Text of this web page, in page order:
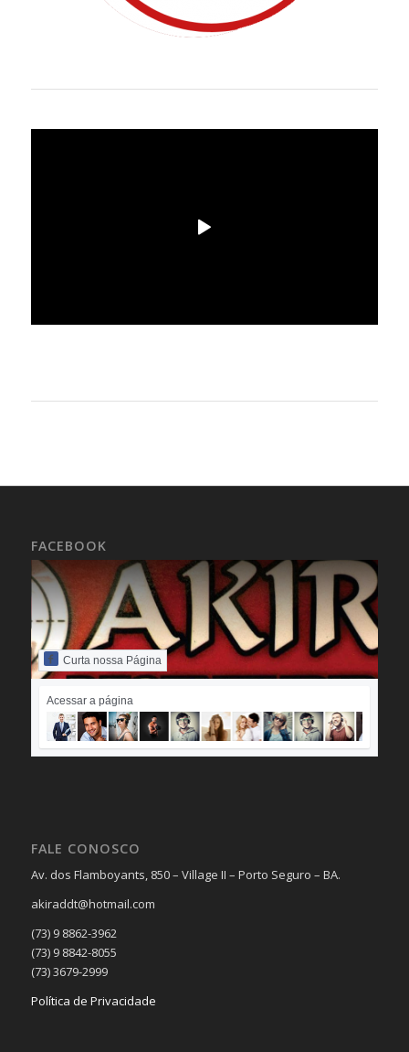
FACEBOOK
Curta nossa Página
Acessar a página
FALE CONOSCO
Av. dos Flamboyants, 850 – Village II – Porto Seguro – BA.
akiraddt@hotmail.com
(73) 9 8862-3962
(73) 9 8842-8055
(73) 3679-2999
Política de Privacidade